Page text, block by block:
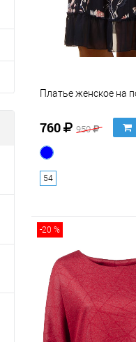
Платье женское на
760 950
54
-20 %